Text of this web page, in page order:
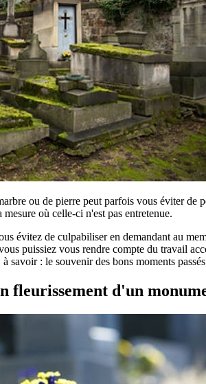
ou de pierre peut parfois vous éviter de
où celle-ci n'est pas entretenue.
évitez de culpabiliser en demandant au
puissiez vous rendre compte du travail
savoir : le souvenir des bons moments
fleurissement d'un